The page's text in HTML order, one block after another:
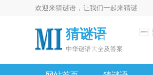
欢迎来猜谜语 ，让我们一起来猜谜
猜谜语
中华谜语大全及答案